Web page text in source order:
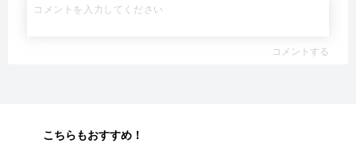
コメントする
こちらもおすすめ！